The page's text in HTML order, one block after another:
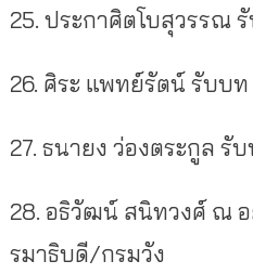
25. ประกาศิตโบสุวรรณ
26. ศิระ แพทย์รัตน์ รับบท
27. ธนายง ว่องตระกูล รั
28. อธิวัฒน์ สนิทวงศ์ ณ
รมาธิบดี/กรมวัง